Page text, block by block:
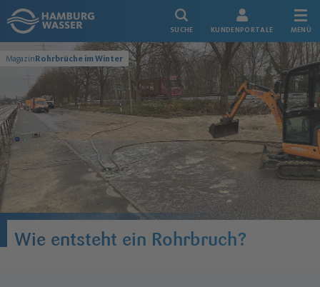
Link zur Startseite
SUCHE KUNDENPORTALE MENÜ
MagazinRohrbrüche im Winter
Wie entsteht ein Rohrbruch?